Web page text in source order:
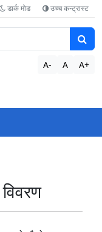
डार्क मोड उच्च कन्ट्रास्ट
A- A A+